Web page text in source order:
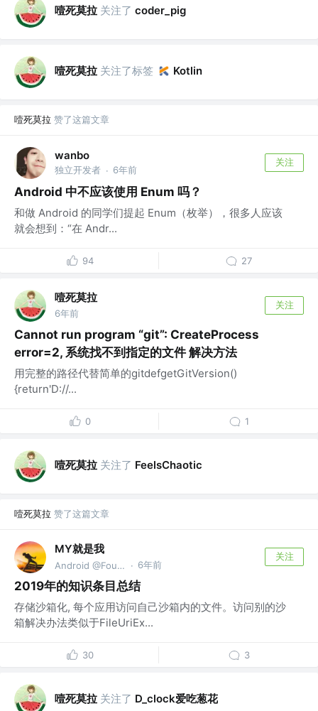
噎死莫拉 关注了 coder_pig
噎死莫拉 关注了标签 Kotlin
噎死莫拉 赞了这篇文章
wanbo
独立开发者 · 6年前
关注
Android 中不应该使用 Enum 吗？
和做 Android 的同学们提起 Enum（枚举），很多人应该
就会想到：“在 Andr...
94 27
噎死莫拉
6年前
关注
Cannot run program “git”: CreateProcess
error=2, 系统找不到指定的文件 解决方法
用完整的路径代替简单的gitdefgetGitVersion()
{return'D://...
0 1
噎死莫拉 关注了 FeelsChaotic
噎死莫拉 赞了这篇文章
MY就是我
Android @Founder · 6年前
关注
2019年的知识条目总结
存储沙箱化, 每个应用访问自己沙箱内的文件。访问别的沙
箱解决办法类似于FileUriEx...
30 3
噎死莫拉 关注了 D_clock爱吃葱花